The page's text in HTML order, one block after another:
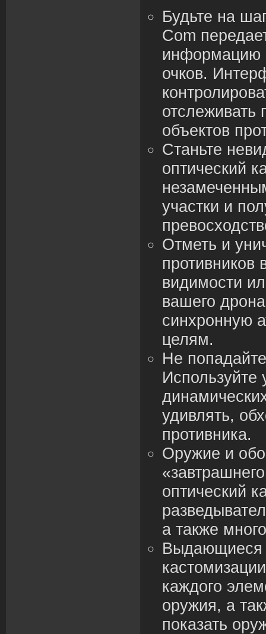
Будьте на
Com
информацию
очков.
объектов
Станьте
оптический
участки и
Отметь и
противников
видимости
вашего
синхронную
целям.
Не
Используйте
удивлять,
противника.
Оружие и
оптический
а также
Выдающиеся
каждого
оружия, а
показать